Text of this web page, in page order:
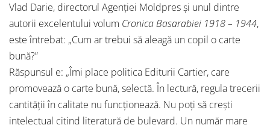
Vlad Darie, directorul Agenției Moldpres și unul dintre
autorii excelentului volum Cronica Basarabiei 1918 – 1944,
este întrebat: „Cum ar trebui să aleagă un copil o carte
bună?”
Răspunsul e: „Îmi place politica Editurii Cartier, care
promovează o carte bună, selectă. În lectură, regula trecerii
cantității în calitate nu funcționează. Nu poți să crești
intelectual citind literatură de bulevard. Un număr mare